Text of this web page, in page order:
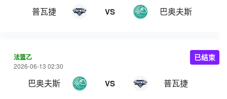
普瓦捷 VS 巴奥夫斯
法篮乙
2026-06-13 02:30
巴奥夫斯 VS 普瓦捷
已结束